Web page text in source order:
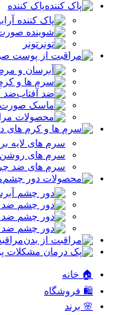
پاک کننده
تونر
ضد
سرم های لایه
سرم های روشن
سرم های ضد
🏠 خانه
🛍️ فروشگاه
🌸 برند